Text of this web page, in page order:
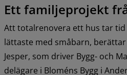
Ett familjeprojekt
Att totalrenovera ett hus tar
lättaste med småbarn, berättar
Jesper, som driver Bygg- och
delägare i Bloméns Bygg i